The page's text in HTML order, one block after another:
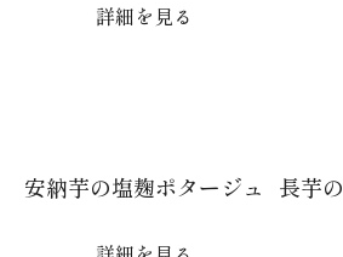
詳細を見る
安納芋の塩麹ポタージュ 長芋